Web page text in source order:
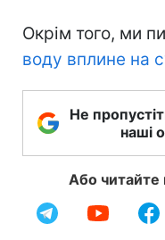
Окрім того, ми
воду вплине на
Не
наші
Або читайте